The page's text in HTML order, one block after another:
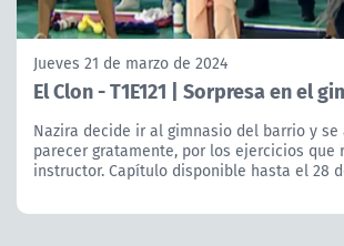
Jueves 21 de marzo de 2024
El Clon - T1E121 | Sorpresa en el
Nazira decide ir al gimnasio del barrio y se
parecer gratamente, por los ejercicios que
instructor. Capítulo disponible hasta el 28